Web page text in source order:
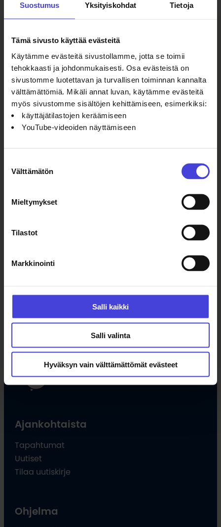
Suostumus Yksityiskohdat Tietoja
Tämä sivusto käyttää evästeitä
Käytämme evästeitä sivustollamme, jotta se toimii
tehokkaasti ja johdonmukaisesti. Osa evästeistä on
sivustomme luotettavan ja turvallisen toiminnan kannalta
välttämättömiä. Mikäli annat luvan, käytämme evästeitä
myös sivustomme sisältöjen kehittämiseen, esimerkiksi:
käyttäjätilastojen keräämiseen
YouTube-videoiden näyttämiseen
valinta
Välttämätön
Mieltymykset
Tilastot
Markkinointi
Salli kaikki
Salli valinta
Hyväksyn vain välttämättömät evästeet
Katso kaikki ajankohtaiset
Facebook X Instagram
#oulu2026 #kulttuuriilmastonmuutos
Kauppurienkatu 10
Kauppakeskus Pekuri 2krs
info@oulu2026.eu
Ajankohtaista
Tapahtumat
Uutiset
Tilaa uutiskirje
Ohjelma